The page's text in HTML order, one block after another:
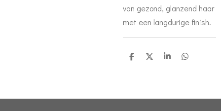
van gezond, glanzend haar
met een langdurige finish.
D
D
S
D